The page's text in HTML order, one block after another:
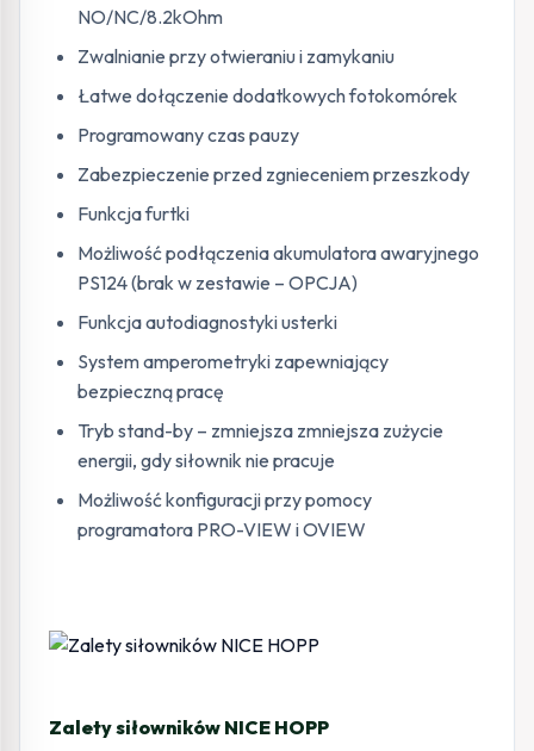
NO/NC/8.2kOhm
Zwalnianie przy otwieraniu i zamykaniu
Łatwe dołączenie dodatkowych fotokomórek
Programowany czas pauzy
Zabezpieczenie przed zgnieceniem przeszkody
Funkcja furtki
Możliwość podłączenia akumulatora awaryjnego
PS124 (brak w zestawie – OPCJA)
Funkcja autodiagnostyki usterki
System amperometryki zapewniający
bezpieczną pracę
Tryb stand-by – zmniejsza zmniejsza zużycie
energii, gdy siłownik nie pracuje
Możliwość konfiguracji przy pomocy
programatora PRO-VIEW i OVIEW
Zalety siłowników NICE HOPP